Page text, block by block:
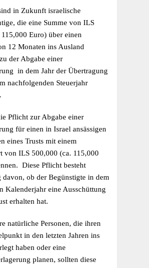
in Zukunft israelische
die eine Summe von ILS
Euro) über einen
12 Monaten ins Ausland
der Abgabe einer
in dem Jahr der Übertragung
nachfolgenden Steuerjahr
Pflicht zur Abgabe einer
für einen in Israel ansässigen
eines Trusts mit einem
von ILS 500,000 (ca. 115,000
Diese Pflicht besteht
davon, ob der Begünstigte in dem
Kalenderjahr eine Ausschüttung
erhalten hat.
natürliche Personen, die ihren
in den letzten Jahren ins
haben oder eine
planen, sollten diese